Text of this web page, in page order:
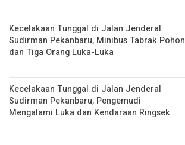
Kecelakaan Tunggal di Jalan Jenderal
Sudirman Pekanbaru, Minibus Tabrak Pohon
dan Tiga Orang Luka-Luka
Kecelakaan Tunggal di Jalan Jenderal
Sudirman Pekanbaru, Pengemudi
Mengalami Luka dan Kendaraan Ringsek